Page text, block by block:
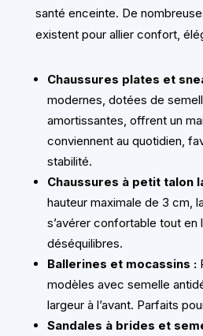
santé enceinte. De
existent pour allier confort,
Chaussures plates et
modernes, dotées de
amortissantes, offrent un
conviennent au quotidien,
stabilité.
Chaussures à petit talon
hauteur maximale de 3 cm,
s’avérer confortable tout en
déséquilibres.
Ballerines et mocassins :
modèles avec semelle
largeur à l’avant. Parfaits
Sandales à brides et